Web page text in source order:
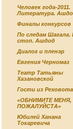
Человек года-2011.
Литература.
Финалы конкурсов
По следам Шагала.
стоп. Ашдод
Диалог и пленэр
Евгения Черномаз
Театр Татьяны
Хазановской
Гости из Реховота
«ОБНИМИТЕ МЕНЯ,
ПОЖАЛУЙСТА»
Юбилей Ханана
Токаревича